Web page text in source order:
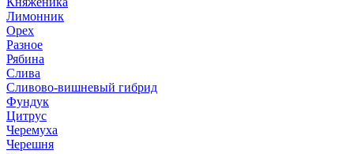
Лимонник
Орех
Разное
Рябина
Слива
Сливово-вишневый гибрид
Фундук
Цитрус
Черемуха
Черешня